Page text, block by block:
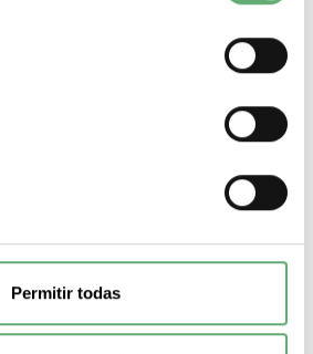
Permitir todas
- 30 V CC ref. LV429411
Bobina de disparo Tensión
Tipo corriente circuito de